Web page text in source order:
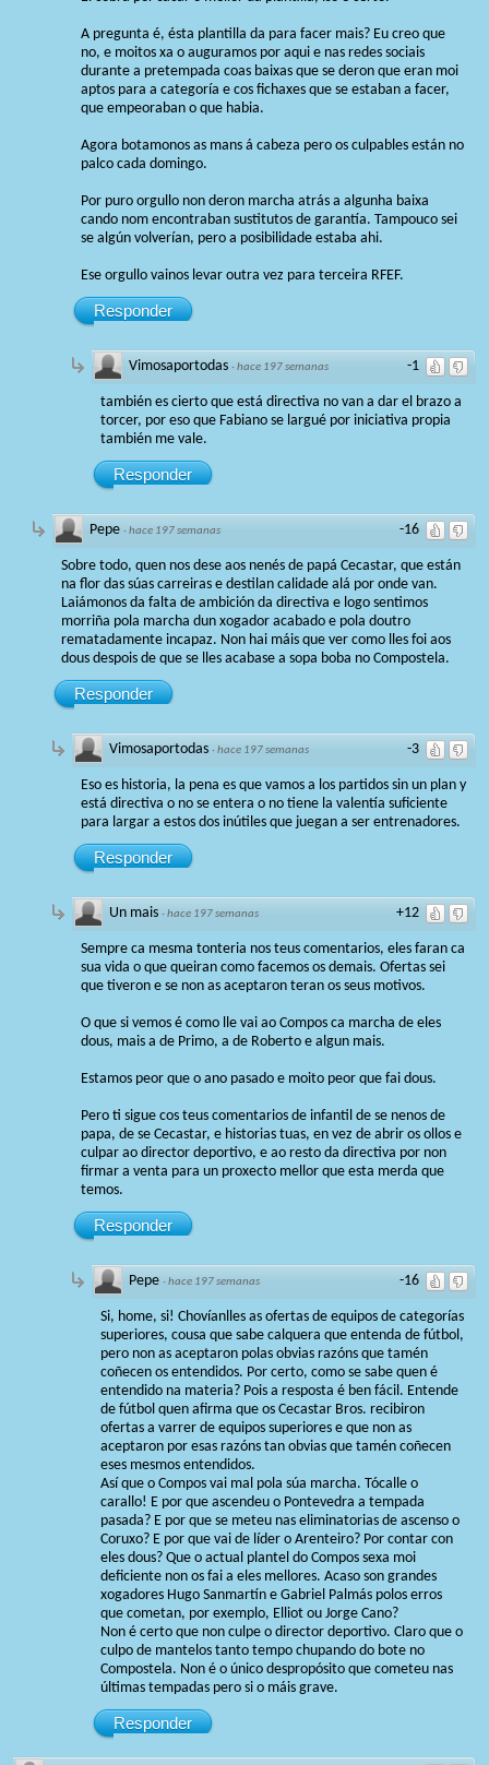
A pregunta é, ésta plantilla da para facer mais? Eu creo que
no, e moitos xa o auguramos por aqui e nas redes sociais
durante a pretempada coas baixas que se deron que eran moi
aptos para a categoría e cos fichaxes que se estaban a facer,
que empeoraban o que habia.
Agora botamonos as mans á cabeza pero os culpables están no
palco cada domingo.
Por puro orgullo non deron marcha atrás a algunha baixa
cando nom encontraban sustitutos de garantía. Tampouco sei
se algún volverían, pero a posibilidade estaba ahi.
Ese orgullo vainos levar outra vez para terceira RFEF.
Responder
-1
Vimosaportodas ·hace 197 semanas
también es cierto que está directiva no van a dar el brazo a
torcer, por eso que Fabiano se largué por iniciativa propia
también me vale.
Responder
-16
Pepe ·hace 197 semanas
Sobre todo, quen nos dese aos nenés de papá Cecastar, que están
na flor das súas carreiras e destilan calidade alá por onde van.
Laiámonos da falta de ambición da directiva e logo sentimos
morriña pola marcha dun xogador acabado e pola doutro
rematadamente incapaz. Non hai máis que ver como lles foi aos
dous despois de que se lles acabase a sopa boba no Compostela.
Responder
-3
Vimosaportodas ·hace 197 semanas
Eso es historia, la pena es que vamos a los partidos sin un plan y
está directiva o no se entera o no tiene la valentía suficiente
para largar a estos dos inútiles que juegan a ser entrenadores.
Responder
+12
Un mais ·hace 197 semanas
Sempre ca mesma tonteria nos teus comentarios, eles faran ca
sua vida o que queiran como facemos os demais. Ofertas sei
que tiveron e se non as aceptaron teran os seus motivos.
O que si vemos é como lle vai ao Compos ca marcha de eles
dous, mais a de Primo, a de Roberto e algun mais.
Estamos peor que o ano pasado e moito peor que fai dous.
Pero ti sigue cos teus comentarios de infantil de se nenos de
papa, de se Cecastar, e historias tuas, en vez de abrir os ollos e
culpar ao director deportivo, e ao resto da directiva por non
firmar a venta para un proxecto mellor que esta merda que
temos.
Responder
-16
Pepe ·hace 197 semanas
Si, home, si! Chovíanlles as ofertas de equipos de categorías
superiores, cousa que sabe calquera que entenda de fútbol,
pero non as aceptaron polas obvias razóns que tamén
coñecen os entendidos. Por certo, como se sabe quen é
entendido na materia? Pois a resposta é ben fácil. Entende
de fútbol quen afirma que os Cecastar Bros. recibiron
ofertas a varrer de equipos superiores e que non as
aceptaron por esas razóns tan obvias que tamén coñecen
eses mesmos entendidos.
Así que o Compos vai mal pola súa marcha. Tócalle o
carallo! E por que ascendeu o Pontevedra a tempada
pasada? E por que se meteu nas eliminatorias de ascenso o
Coruxo? E por que vai de líder o Arenteiro? Por contar con
eles dous? Que o actual plantel do Compos sexa moi
deficiente non os fai a eles mellores. Acaso son grandes
xogadores Hugo Sanmartín e Gabriel Palmás polos erros
que cometan, por exemplo, Elliot ou Jorge Cano?
Non é certo que non culpe o director deportivo. Claro que o
culpo de mantelos tanto tempo chupando do bote no
Compostela. Non é o único despropósito que cometeu nas
últimas tempadas pero si o máis grave.
Responder